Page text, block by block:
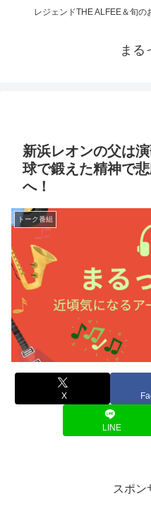
レジェンドTHE ALFEE＆旬の
まる
新浜レオンの父は
球で鍛えた精神で
へ！
トーク番組
X
LINE
スポン